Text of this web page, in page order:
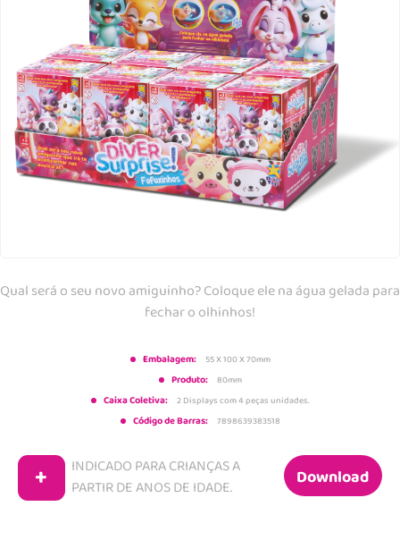
Qual será o seu novo amiguinho? Coloque ele na água gelada para
fechar o olhinhos!
Embalagem: 55 X 100 X 70mm
Produto: 80mm
Caixa Coletiva: 2 Displays com 4 peças unidades.
Código de Barras: 7898639383518
+
INDICADO PARA CRIANÇAS A
PARTIR DEANOS DE IDADE. Download